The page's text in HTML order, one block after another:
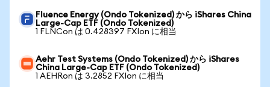
Fluence Energy (Ondo Tokenized) から iShares China
Large-Cap ETF (Ondo Tokenized)
1 FLNCon は 0.428397 FXIon に相当
Aehr Test Systems (Ondo Tokenized) から iShares
China Large-Cap ETF (Ondo Tokenized)
1 AEHRon は 3.2852 FXIon に相当